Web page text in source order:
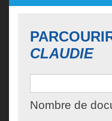
CLAUDIE
Nombre de